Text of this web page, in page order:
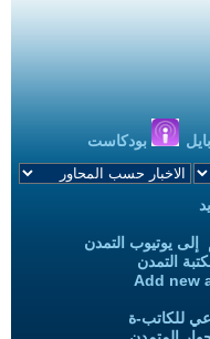
بودكاست
إلى يوتيوب التمدن
التمدن
Add new
للكاتب-ة